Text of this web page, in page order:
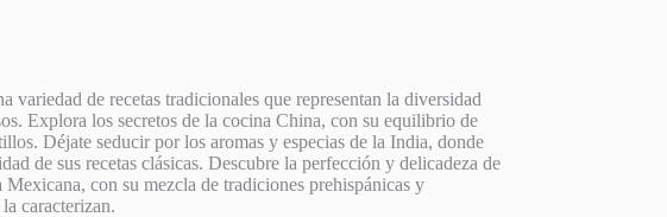
variedad de recetas tradicionales que representan la diversidad
Explora los secretos de la cocina China, con su equilibrio de
Déjate seducir por los aromas y especias de la India, donde
de sus recetas clásicas. Descubre la perfección y delicadeza de
con su mezcla de tradiciones prehispánicas y
caracterizan.